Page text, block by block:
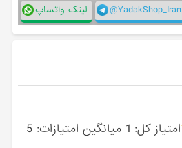
لینک واتساپ @YadakShop_Iran
امتیاز کل: 1 میانگین امتیازات:5